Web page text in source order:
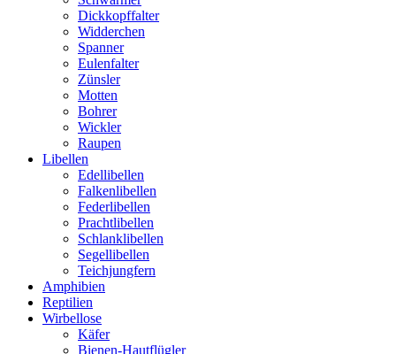
Dickkopffalter
Widderchen
Spanner
Eulenfalter
Zünsler
Motten
Bohrer
Wickler
Raupen
Libellen
Edellibellen
Falkenlibellen
Federlibellen
Prachtlibellen
Schlanklibellen
Segellibellen
Teichjungfern
Amphibien
Reptilien
Wirbellose
Käfer
Bienen-Hautflügler